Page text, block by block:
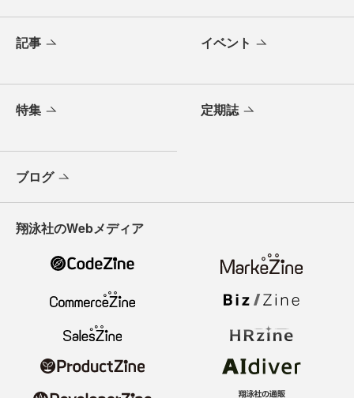
記事 イベント
特集 定期誌
ブログ
翔泳社のWebメディア